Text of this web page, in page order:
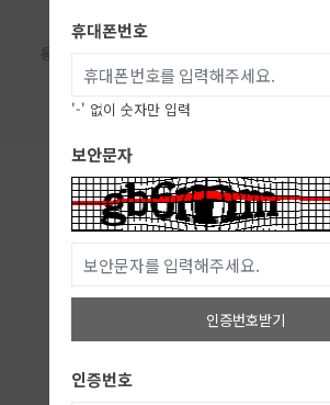
휴대폰번호
'-' 없이 숫자만 입력
보안문자
인증번호받기
인증번호
직업정보제공사업 :
통신판매번호 : 제2024-서울강남-06304호 사업
03488
Copyright innervix All rights